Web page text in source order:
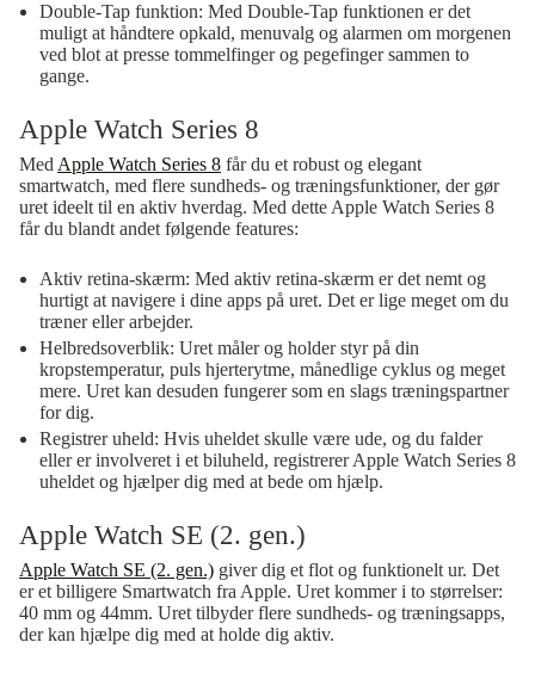
Double-Tap funktion: Med Double-Tap funktionen er det
muligt at håndtere opkald, menuvalg og alarmen om morgenen
ved blot at presse tommelfinger og pegefinger sammen to
gange.
Apple Watch Series 8
Med Apple Watch Series 8 får du et robust og elegant
smartwatch, med flere sundheds- og træningsfunktioner, der gør
uret ideelt til en aktiv hverdag. Med dette Apple Watch Series 8
får du blandt andet følgende features:
Aktiv retina-skærm: Med aktiv retina-skærm er det nemt og
hurtigt at navigere i dine apps på uret. Det er lige meget om du
træner eller arbejder.
Helbredsoverblik: Uret måler og holder styr på din
kropstemperatur, puls hjerterytme, månedlige cyklus og meget
mere. Uret kan desuden fungerer som en slags træningspartner
for dig.
Registrer uheld: Hvis uheldet skulle være ude, og du falder
eller er involveret i et biluheld, registrerer Apple Watch Series 8
uheldet og hjælper dig med at bede om hjælp.
Apple Watch SE (2. gen.)
Apple Watch SE (2. gen.) giver dig et flot og funktionelt ur. Det
er et billigere Smartwatch fra Apple. Uret kommer i to størrelser:
40 mm og 44mm. Uret tilbyder flere sundheds- og træningsapps,
der kan hjælpe dig med at holde dig aktiv.